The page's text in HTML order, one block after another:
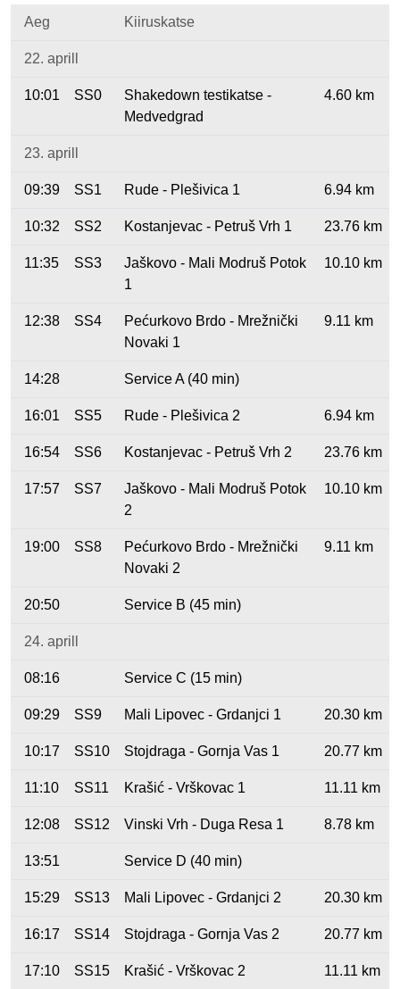
Aeg Kiiruskatse
22. aprill
10:01 SS0
Shakedown testikatse -
Medvedgrad
4.60 km
23. aprill
09:39 SS1 Rude - Plešivica 1 6.94 km
10:32 SS2 Kostanjevac - Petruš Vrh 1 23.76 km
11:35 SS3
Jaškovo - Mali Modruš Potok
1
10.10 km
12:38 SS4
Pećurkovo Brdo - Mrežnički
Novaki 1
9.11 km
14:28 Service A (40 min)
16:01 SS5 Rude - Plešivica 2 6.94 km
16:54 SS6 Kostanjevac - Petruš Vrh 2 23.76 km
17:57 SS7
Jaškovo - Mali Modruš Potok
2
10.10 km
19:00 SS8
Pećurkovo Brdo - Mrežnički
Novaki 2
9.11 km
20:50 Service B (45 min)
24. aprill
08:16 Service C (15 min)
09:29 SS9 Mali Lipovec - Grdanjci 1 20.30 km
10:17 SS10 Stojdraga - Gornja Vas 1 20.77 km
11:10 SS11 Krašić - Vrškovac 1 11.11 km
12:08 SS12 Vinski Vrh - Duga Resa 1 8.78 km
13:51 Service D (40 min)
15:29 SS13 Mali Lipovec - Grdanjci 2 20.30 km
16:17 SS14 Stojdraga - Gornja Vas 2 20.77 km
17:10 SS15 Krašić - Vrškovac 2 11.11 km